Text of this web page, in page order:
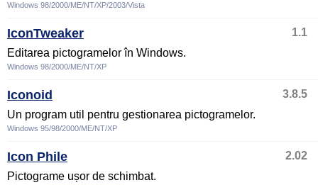
Windows 98/2000/ME/NT/XP/2003/Vista
IconTweaker
1.1
Editarea pictogramelor în Windows.
Windows 98/2000/ME/NT/XP
Iconoid
3.8.5
Un program util pentru gestionarea pictogramelor.
Windows 95/98/2000/ME/NT/XP
Icon Phile
2.02
Pictograme ușor de schimbat.